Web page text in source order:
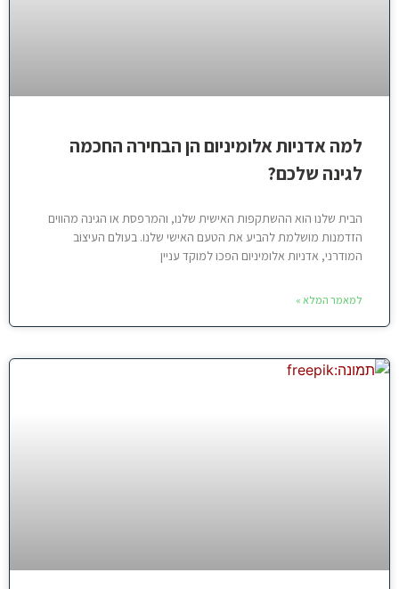
למה אדניות אלומיניום הן הבחירה החכמה
לגינה שלכם?
הבית שלנו הוא ההשתקפות האישית שלנו, והמרפסת או הגינה מהווים
הזדמנות מושלמת להביע את הטעם האישי שלנו. בעולם העיצוב
המודרני, אדניות אלומיניום הפכו למוקד עניין
למאמר המלא »